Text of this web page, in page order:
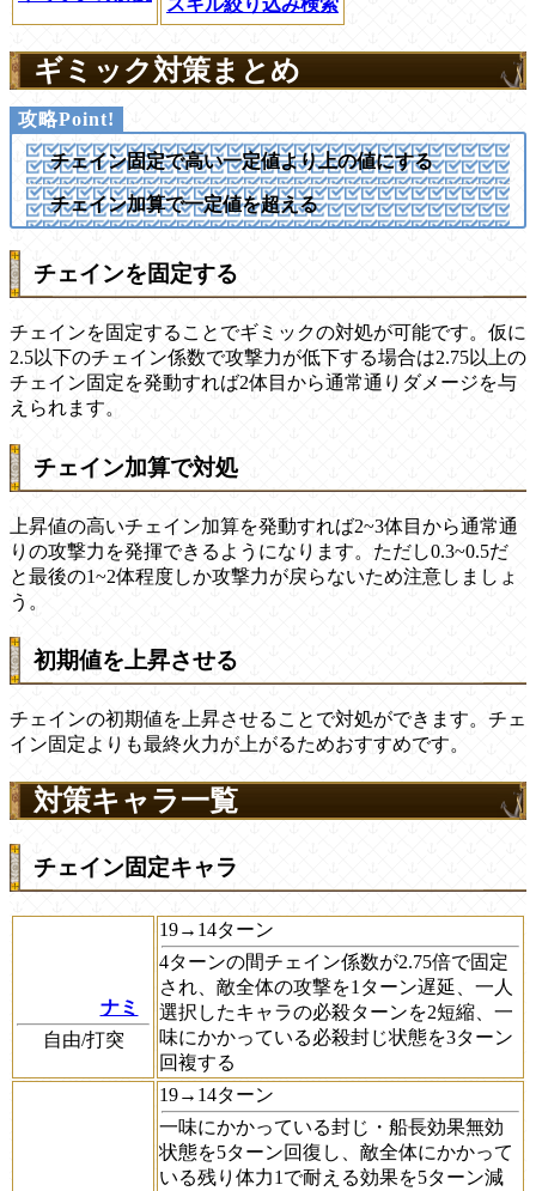
スキル絞り込み検索
ギミック対策まとめ
チェイン固定で高い一定値より上の値にする
チェイン加算で一定値を超える
チェインを固定する
チェインを固定することでギミックの対処が可能です。仮に
2.5以下のチェイン係数で攻撃力が低下する場合は2.75以上の
チェイン固定を発動すれば2体目から通常通りダメージを与
えられます。
チェイン加算で対処
上昇値の高いチェイン加算を発動すれば2~3体目から通常通
りの攻撃力を発揮できるようになります。ただし0.3~0.5だ
と最後の1~2体程度しか攻撃力が戻らないため注意しましょ
う。
初期値を上昇させる
チェインの初期値を上昇させることで対処ができます。チェ
イン固定よりも最終火力が上がるためおすすめです。
対策キャラ一覧
チェイン固定キャラ
ナミ
自由/打突
19→14ターン
4ターンの間チェイン係数が2.75倍で固定
され、敵全体の攻撃を1ターン遅延、一人
選択したキャラの必殺ターンを2短縮、一
味にかかっている必殺封じ状態を3ターン
回複する
19→14ターン
一味にかかっている封じ・船長効果無効
状態を5ターン回復し、敵全体にかかって
いる残り体力1で耐える効果を5ターン減